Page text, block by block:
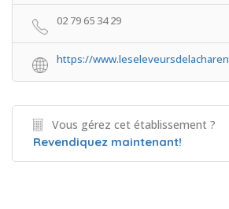
02 79 65 34 29
https://
Vous gérez cet établissement ?
Revendiquez maintenant!